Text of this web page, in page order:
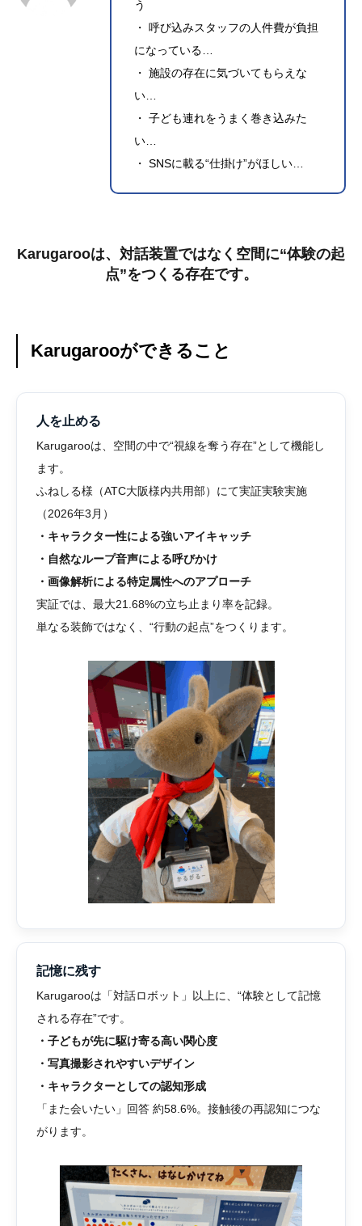
う
・ 呼び込みスタッフの人件費が負担
になっている…
・ 施設の存在に気づいてもらえな
い…
・ 子ども連れをうまく巻き込みた
い…
・ SNSに載る“仕掛け”がほしい…
Karugarooは、対話装置ではなく空間に“体験の起
点”をつくる存在です。
Karugarooができること
人を止める
Karugarooは、空間の中で“視線を奪う存在”として機能し
ます。
ふねしる様（ATC大阪様内共用部）にて実証実験実施
（2026年3月）
・キャラクター性による強いアイキャッチ
・自然なループ音声による呼びかけ
・画像解析による特定属性へのアプローチ
実証では、最大21.68%の立ち止まり率を記録。
単なる装飾ではなく、“行動の起点”をつくります。
記憶に残す
Karugarooは「対話ロボット」以上に、“体験として記憶
される存在”です。
・子どもが先に駆け寄る高い関心度
・写真撮影されやすいデザイン
・キャラクターとしての認知形成
「また会いたい」回答 約58.6%。接触後の再認知につな
がります。